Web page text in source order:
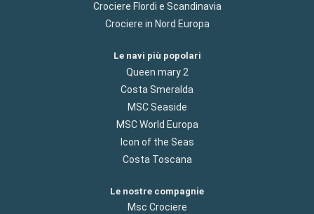
Crociere Flordi e Scandinavia
Crociere in Nord Europa
Le navi più popolari
Queen mary 2
Costa Smeralda
MSC Seaside
MSC World Europa
Icon of the Seas
Costa Toscana
Le nostre compagnie
Msc Crociere